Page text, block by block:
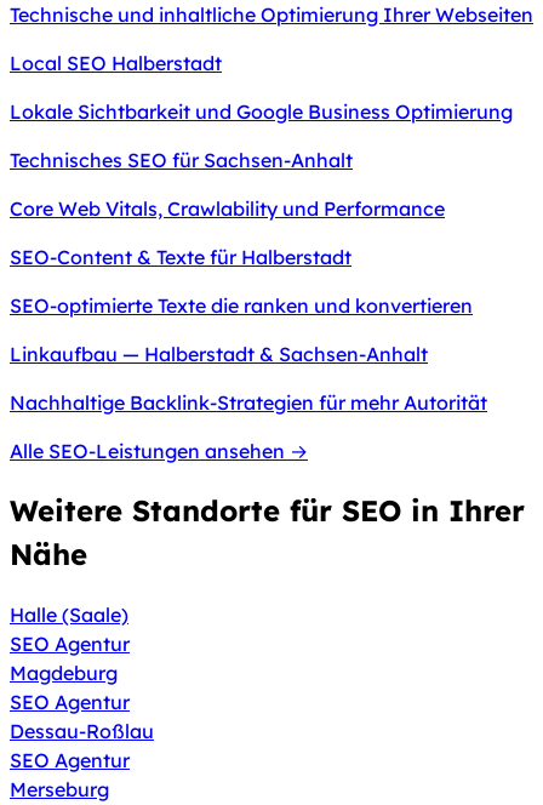
Technische und inhaltliche Optimierung Ihrer Webseiten
Local SEO Halberstadt
Lokale Sichtbarkeit und Google Business Optimierung
Technisches SEO für Sachsen-Anhalt
Core Web Vitals, Crawlability und Performance
SEO-Content & Texte für Halberstadt
SEO-optimierte Texte die ranken und konvertieren
Linkaufbau — Halberstadt & Sachsen-Anhalt
Nachhaltige Backlink-Strategien für mehr Autorität
Alle SEO-Leistungen ansehen →
Weitere Standorte für SEO in Ihrer
Nähe
Halle (Saale)
SEO Agentur
Magdeburg
SEO Agentur
Dessau-Roßlau
SEO Agentur
Merseburg